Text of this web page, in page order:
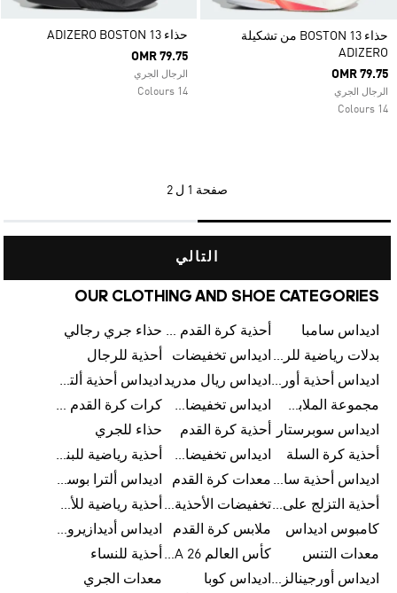
حذاء BOSTON 13 من تشكيلة
ADIZERO
OMR 79.75
الرجال الجري
14 Colours
حذاء ADIZERO BOSTON 13
OMR 79.75
الرجال الجري
14 Colours
صفحة 1 ل 2
التالي
OUR CLOTHING AND SHOE CATEGORIES
اديداس سامبا أحذية كرة القدم للرجال حذاء جري رجالي
بدلات رياضية للرجال اديداس تخفيضات
أحذية للرجال
اديداس أحذية أورجينالز اديداس ريال مدريد
اديداس أحذية ألترا بوست للرجال
مجموعة الملابس الرياضية
اديداس تخفيضات للأطفال
كرات كرة القدم للرجال
اديداس سوبرستار
أحذية كرة القدم
حذاء للجري
أحذية كرة السلة
اديداس تخفيضات للرجال
أحذية رياضية للبنات
اديداس أحذية سامبا للنساء معدات كرة القدم
اديداس ألترا بوست
أحذية التزلج على اللوح للرجال
تخفيضات الأحذية للرجال
أحذية رياضية للأطفال
كامبوس اديداس
ملابس كرة القدم
اديداس أديدازيرو معدات الجري
معدات التنس
كأس العالم FIFA 26™ أحذية للنساء
اديداس أورجينالز ملابس للنساء اديداس كوبا
معدات الجري